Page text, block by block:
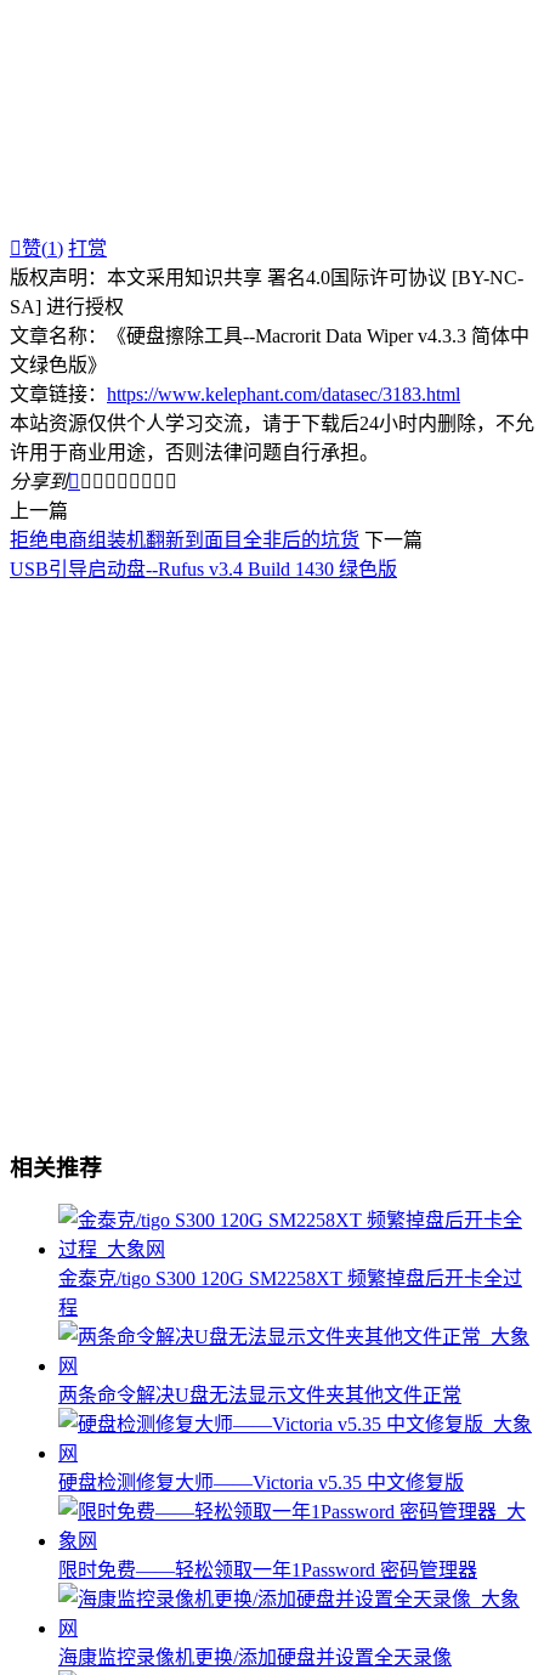
赞(1) 打赏
版权声明：本文采用知识共享 署名4.0国际许可协议 [BY-NC-
SA] 进行授权
文章名称：《硬盘擦除工具--Macrorit Data Wiper v4.3.3 简体中
文绿色版》
文章链接： https://www.kelephant.com/datasec/3183.html
本站资源仅供个人学习交流，请于下载后24小时内删除，不允
许用于商业用途，否则法律问题自行承担。
分享到        
上一篇
拒绝电商组装机翻新到面目全非后的坑货 下一篇
USB引导启动盘--Rufus v3.4 Build 1430 绿色版
相关推荐
金泰克/tigo S300 120G SM2258XT 频繁掉盘后开卡全过
程
两条命令解决U盘无法显示文件夹其他文件正常
硬盘检测修复大师——Victoria v5.35 中文修复版
限时免费——轻松领取一年1Password 密码管理器
海康监控录像机更换/添加硬盘并设置全天录像